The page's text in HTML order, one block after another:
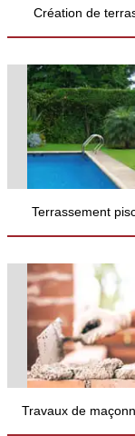
Création de
Terrassement
Travaux de